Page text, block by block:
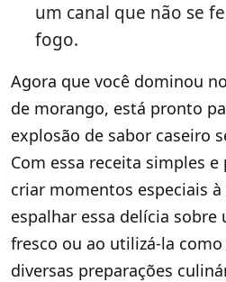
um canal que não se
fogo.
Agora que você dominou
de morango, está pronto
explosão de sabor caseiro
Com essa receita simples
criar momentos especiais à
espalhar essa delícia sobre
fresco ou ao utilizá-la
diversas preparações